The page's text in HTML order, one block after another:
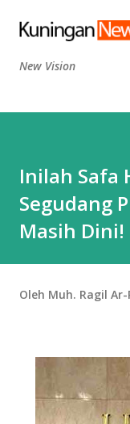
New Vision
Inilah Safa
Segudang
Masih Dini!
Oleh Muh. Ragil